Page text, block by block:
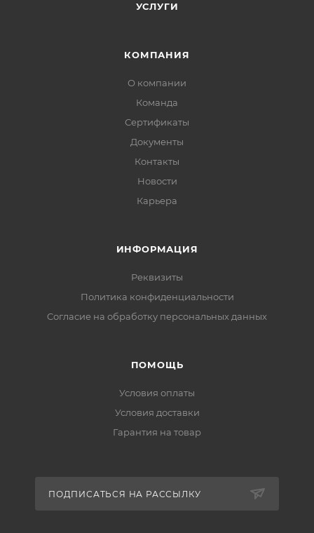
УСЛУГИ
КОМПАНИЯ
О компании
Команда
Сертификаты
Документы
Контакты
Новости
Карьера
ИНФОРМАЦИЯ
Реквизиты
Политика конфиденциальности
Cогласие на обработку персональных данных
ПОМОЩЬ
Условия оплаты
Условия доставки
Гарантия на товар
ПОДПИСАТЬСЯ НА РАССЫЛКУ